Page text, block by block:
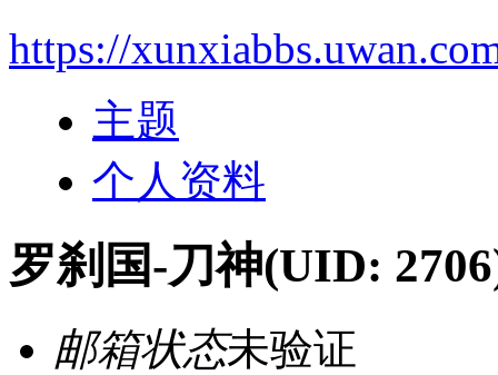
https://
主题
个人资料
罗刹国-刀神(UID:
邮箱状态未验证